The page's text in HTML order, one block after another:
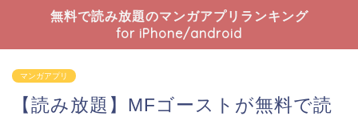
無料で読み放題のマンガアプリランキング
for iPhone/android
マンガアプリ
【読み放題】MFゴーストが無料で読